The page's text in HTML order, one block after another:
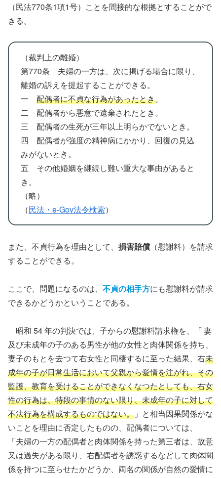
（民法770条1項1号）ことを間接的な根拠とすることがで
きる。
（裁判上の離婚）
第770条 夫婦の一方は、次に掲げる場合に限り、
離婚の訴えを提起することができる。
一 配偶者に不貞な行為があったとき。
二 配偶者から悪意で遺棄されたとき。
三 配偶者の生死が三年以上明らかでないとき。
四 配偶者が強度の精神病にかかり、回復の見込
みがないとき。
五 その他婚姻を継続し難い重大な事由があると
き。
（略）
（民法・e-Gov法令検索）
また、不貞行為を理由として、 損害賠償 （慰謝料）を請求
することができる。
ここで、問題になるのは、 不貞の相手方にも慰謝料が請求
できるかどうかということである。
昭和 54 年の判決では、子からの慰謝料請求権を、「 妻
及び未成年の子のある男性が他の女性と肉体関係を持ち、
妻子のもとを去つて右女性と同棲するに至った結果、右未
成年の子が日常生活において父親から愛情を注がれ、その
監護、教育を受けることができなくなつたとしても、右女
性の行為は、特段の事情のない限り、未成年の子に対して
不法行為を構成するものではない。 」と相当因果関係がな
いことを理由に否定したものの、配偶者については、
「夫婦の一方の配偶者と肉体関係を持った第三者は、故意
又は過失がある限り、右配偶者を誘惑するなどして肉体関
係を持つに至らせたかどうか、両名の関係が自然の愛情に